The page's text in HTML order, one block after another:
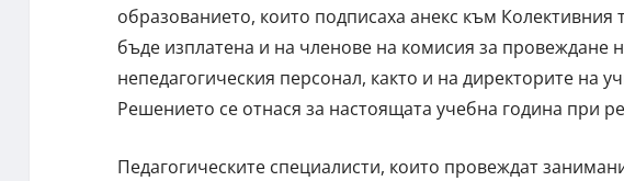
образованието, които подписаха анекс към
бъде изплатена и на членове на комисия за провеждане
непедагогическия персонал, както и на директорите на
Решението се отнася за настоящата учебна година при
Педагогическите специалисти, които провеждат